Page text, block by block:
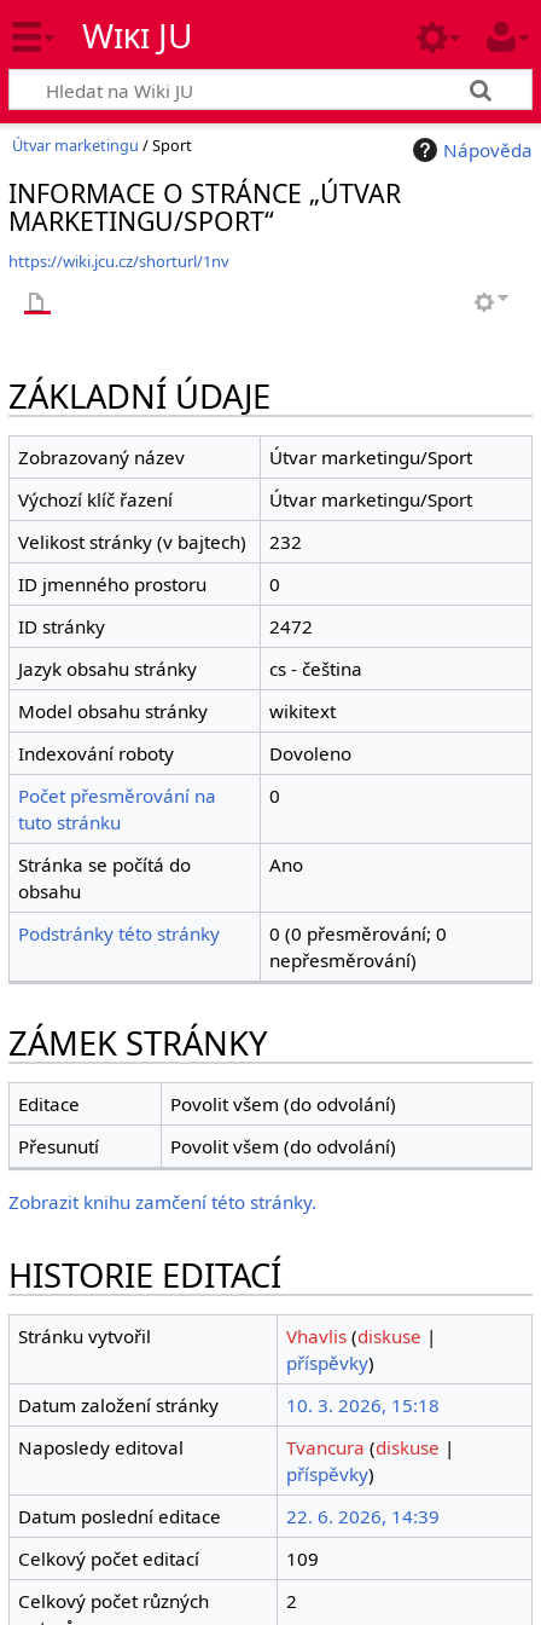
Wiki JU
Nápověda
Útvar marketingu / Sport
INFORMACE O STRÁNCE „ÚTVAR
MARKETINGU/SPORT“
https://wiki.jcu.cz/shorturl/1nv
ZÁKLADNÍ ÚDAJE
Zobrazovaný název
Útvar marketingu/Sport
Výchozí klíč řazení
Útvar marketingu/Sport
Velikost stránky (v bajtech)
232
ID jmenného prostoru
0
ID stránky
2472
Jazyk obsahu stránky
cs - čeština
Model obsahu stránky
wikitext
Indexování roboty
Dovoleno
Počet přesměrování na
tuto stránku
0
Stránka se počítá do
obsahu
Ano
Podstránky této stránky
0 (0 přesměrování; 0
nepřesměrování)
ZÁMEK STRÁNKY
Editace
Povolit všem (do odvolání)
Přesunutí
Povolit všem (do odvolání)
Zobrazit knihu zamčení této stránky.
HISTORIE EDITACÍ
Stránku vytvořil Vhavlis (diskuse |
příspěvky)
Datum založení stránky
10. 3. 2026, 15:18
Naposledy editoval
Tvancura (diskuse |
příspěvky)
Datum poslední editace
22. 6. 2026, 14:39
Celkový počet editací
109
Celkový počet různých
2